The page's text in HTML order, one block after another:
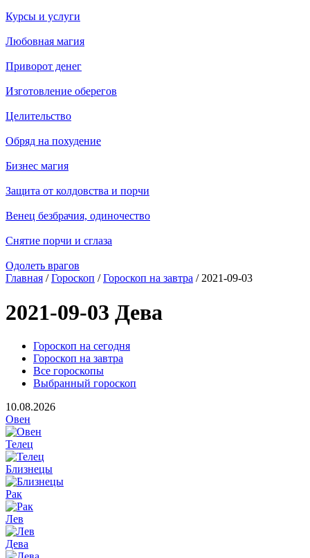
Курсы и услуги
Любовная магия
Приворот денег
Изготовление оберегов
Целительство
Обряд на похудение
Бизнес магия
Защита от колдовства и порчи
Венец безбрачия, одиночество
Снятие порчи и сглаза
Одолеть врагов
Главная /Гороскоп /Гороскоп на завтра / 2021-09-03
2021-09-03 Дева
Гороскоп на сегодня
Гороскоп на завтра
Все гороскопы
Выбранный гороскоп
10.08.2026
Овен
Телец
Близнецы
Рак
Лев
Дева